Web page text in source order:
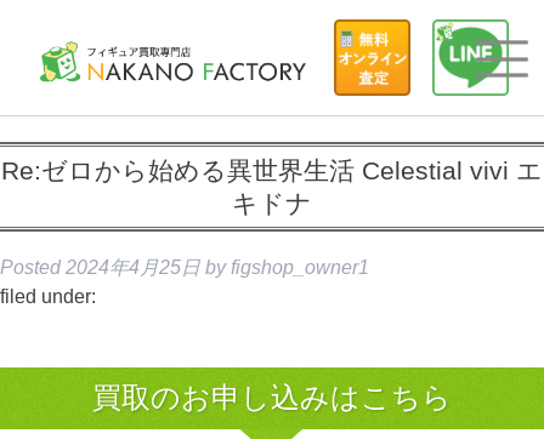
Re:ゼロから始める異世界生活 Celestial vivi エ
キドナ
Posted 2024年4月25日 by figshop_owner1
filed under:
買取のお申し込みはこちら